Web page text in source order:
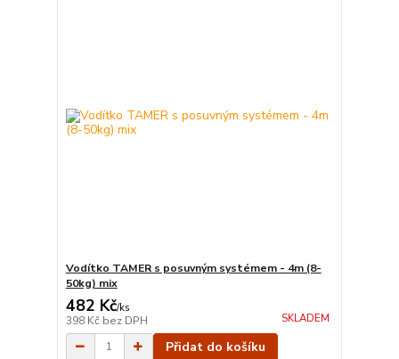
Vodítko TAMER s posuvným systémem - 4m (8-
50kg) mix
482 Kč/ks
398 Kč bez DPH SKLADEM
Přidat do košíku